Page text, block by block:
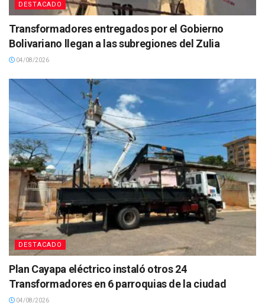
DESTACADO
Transformadores entregados por el Gobierno
Bolivariano llegan a las subregiones del Zulia
04/08/2026
DESTACADO
Plan Cayapa eléctrico instaló otros 24
Transformadores en 6 parroquias de la ciudad
04/08/2026